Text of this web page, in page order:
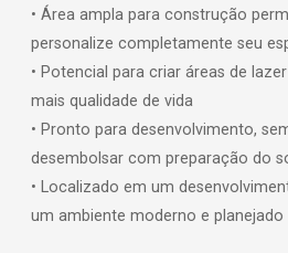
• Área ampla para construção
personalize completamente seu
• Potencial para criar áreas de
mais qualidade de vida
• Pronto para desenvolvimento,
desembolsar com preparação do
• Localizado em um
um ambiente moderno e planejado